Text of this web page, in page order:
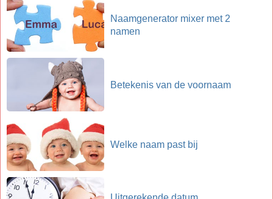
Naamgenerator mixer met 2
namen
Betekenis van de voornaam
Welke naam past bij